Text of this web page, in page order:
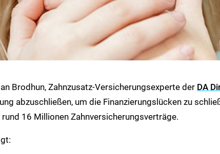
Brodhun, Zahnzusatz-Versicherungsexperte der DA
abzuschließen, um die Finanzierungslücken zu
16 Millionen Zahnversicherungsverträge.